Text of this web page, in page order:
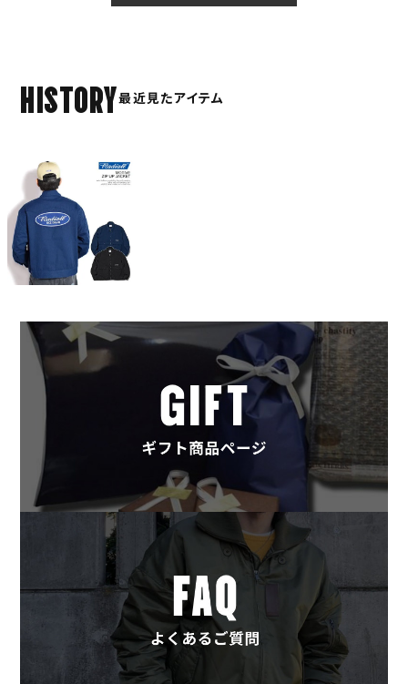
HISTORY最近見たアイテム